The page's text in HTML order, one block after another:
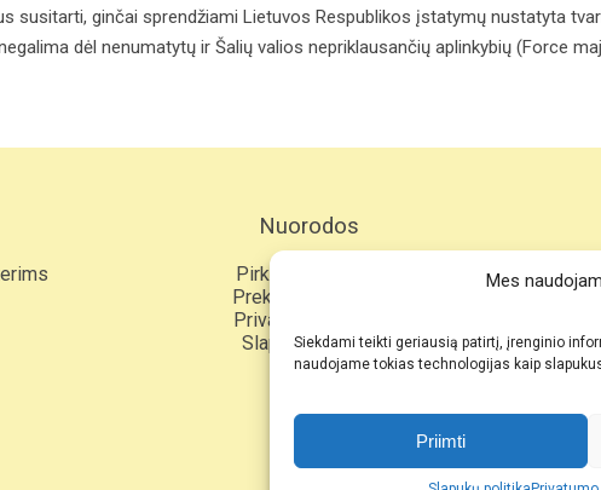
Mes
Siekdami teikti geriausią patirtį, įrenginio
naudojame tokias technologijas kaip
Priimti
susitarti, ginčai sprendžiami Lietuvos Respublikos įstatymų nustatyta
dėl nenumatytų ir Šalių valios nepriklausančių aplinkybių (Force
Nuorodos
Pirkimo taisyklės
Prekių grąžinimas
Privatumo politika
Slapukų politika
Kontaktai